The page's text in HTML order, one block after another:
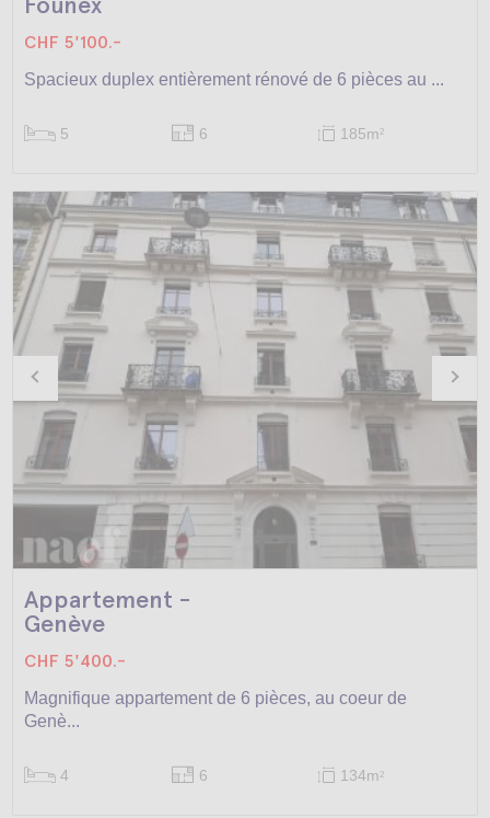
CHF 5'100.-
Spacieux duplex entièrement rénové de 6 pièces au ...
5 6 185m2
Appartement -
Genève
CHF 5'400.-
Magnifique appartement de 6 pièces, au coeur de
Genè...
4 6 134m2